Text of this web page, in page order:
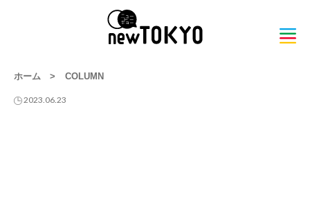
ホーム > COLUMN
2023.06.23